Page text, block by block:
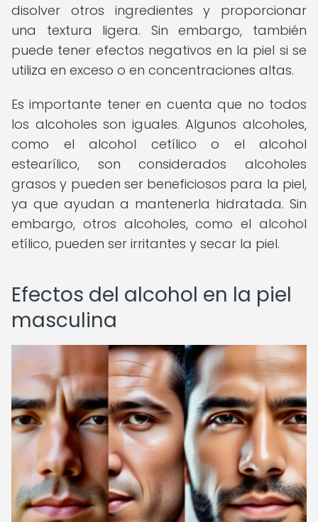
disolver otros ingredientes y proporcionar
una textura ligera. Sin embargo, también
puede tener efectos negativos en la piel si se
utiliza en exceso o en concentraciones altas.
Es importante tener en cuenta que no todos
los alcoholes son iguales. Algunos alcoholes,
como el alcohol cetílico o el alcohol
estearílico, son considerados alcoholes
grasos y pueden ser beneficiosos para la piel,
ya que ayudan a mantenerla hidratada. Sin
embargo, otros alcoholes, como el alcohol
etílico, pueden ser irritantes y secar la piel.
Efectos del alcohol en la piel
masculina